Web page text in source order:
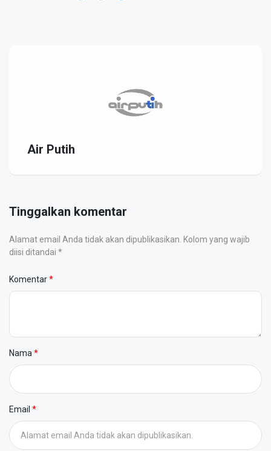
Air Putih
Tinggalkan komentar
Alamat email Anda tidak akan dipublikasikan. Kolom yang wajib
diisi ditandai *
Komentar
Nama
Email